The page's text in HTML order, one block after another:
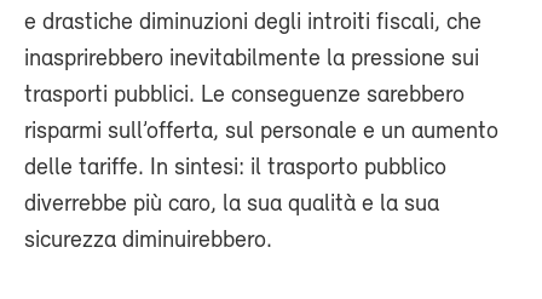
e drastiche diminuzioni degli introiti fiscali, che
inasprirebbero inevitabilmente la pressione sui
trasporti pubblici. Le conseguenze sarebbero
risparmi sull’offerta, sul personale e un aumento
delle tariffe. In sintesi: il trasporto pubblico
diverrebbe più caro, la sua qualità e la sua
sicurezza diminuirebbero.